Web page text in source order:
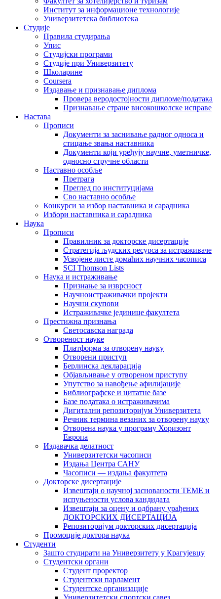
Институт за информационе технологије
Универзитетска библиотека
Студије
Правила студирања
Упис
Студијски програми
Студије при Универзитету
Школарине
Coursera
Издавање и признавање диплома
Провера веродостојности дипломе/података
Признавање стране високошколске исправе
Настава
Прописи
Документи за заснивање радног односа и
стицање звања наставника
Документи који уређују научне, уметничке,
односно стручне области
Наставно особље
Претрага
Преглед по институцијама
Сво наставно особље
Конкурси за избор наставника и сарадника
Избори наставника и сарадника
Наука
Прописи
Правилник за докторске дисертације
Стратегија људских ресурса за истраживаче
Усвојене листе домаћих научних часописа
SCI Thomson Lists
Наука и истраживање
Признање за изврсност
Научноистраживачки пројекти
Научни скупови
Истраживачке јединице факултета
Престижна признања
Светосавска награда
Отвореност науке
Платформа за отворену науку
Отворени приступ
Берлинска декларација
Објављивање у отвореном приступу
Упутство за навођење афилијације
Библиографске и цитатне базе
Базе података о истраживачима
Дигитални репозиторијум Универзитета
Рeчник термина везаних за отворену науку
Отворена наука у програму Хоризонт
Европа
Издавачка делатност
Универзитетски часописи
Издања Центра САНУ
Часописи — издања факултета
Докторске дисертације
Извештаји о научној заснованости ТЕМЕ и
испуњености услова кандидата
Извештаји за оцену и одбрану урађених
ДОКТОРСКИХ ДИСЕРТАЦИЈА
Репозиторијум докторских дисертација
Промоције доктора наука
Студенти
Зашто студирати на Универзитету у Крагујевцу
Студентски органи
Студент проректор
Студентски парламент
Студентске организације
Универзитетски спортски савез